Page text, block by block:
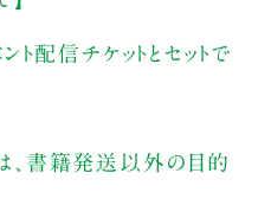
ト配信チケットとセットで
、書籍発送以外の目的